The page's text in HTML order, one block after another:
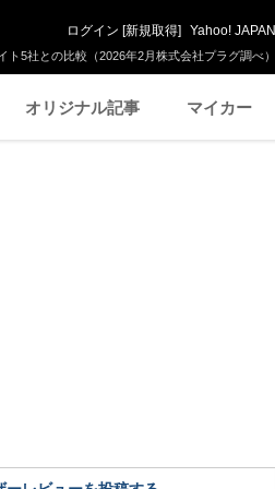
5社との比較（2026年2月株式会社プラグ調べ）
ログイン [新規取得] Yahoo! JAPAN
オリジナル記事 マイカー